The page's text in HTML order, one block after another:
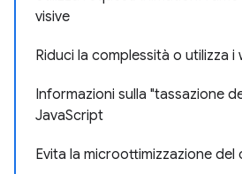
visive
Riduci la complessità o utilizza i
Informazioni sulla "tassazione
JavaScript
Evita la microottimizzazione